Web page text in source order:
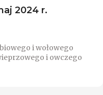
2024 r.
i wołowego
i owczego